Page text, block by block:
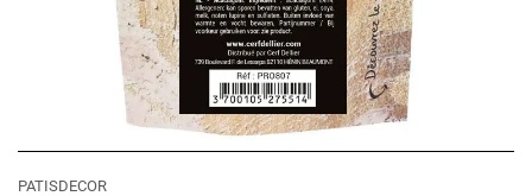
PATISDECOR